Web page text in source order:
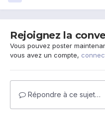
Rejoignez la
Vous pouvez poster
vous avez un compte,
Répondre à ce sujet…